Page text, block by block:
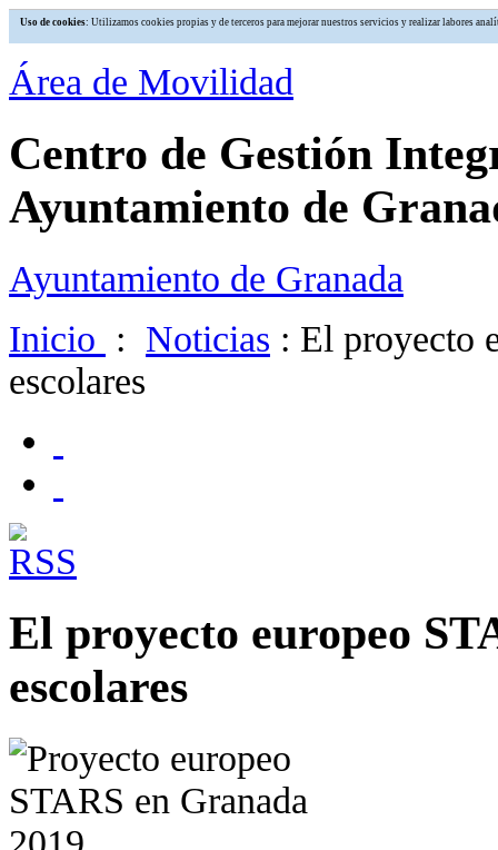
Uso de cookies: Utilizamos cookies propias y de terceros para mejorar nuestros servicios y realizar labores
Área de Movilidad
Centro de Gestión
Ayuntamiento de
Ayuntamiento de Granada
Inicio : Noticias : El proyecto
escolares
El proyecto europeo
escolares